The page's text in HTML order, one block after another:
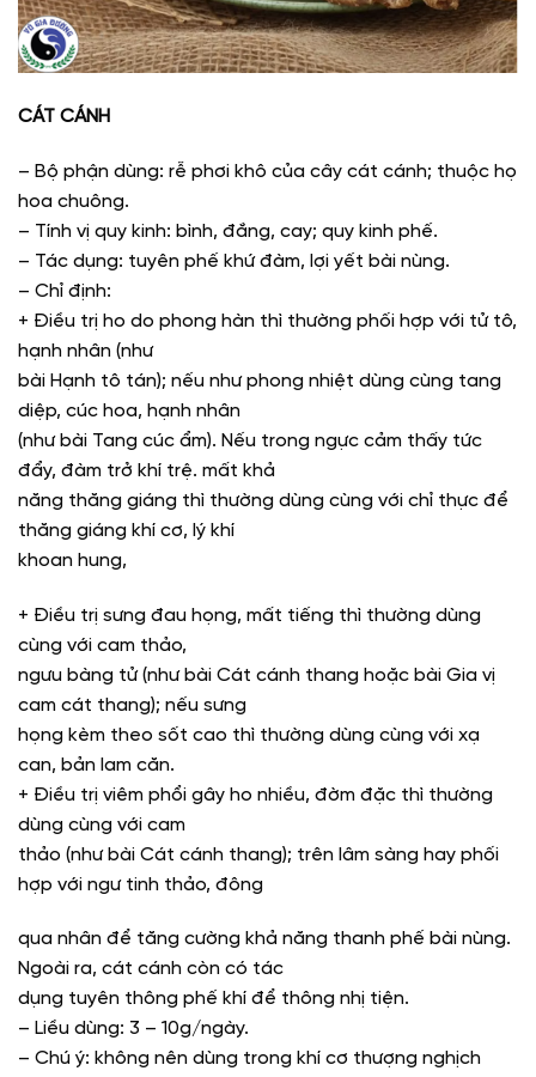
CÁT CÁNH
– Bộ phận dùng: rễ phơi khô của cây cát cánh; thuộc họ
hoa chuông.
– Tính vị quy kinh: bình, đắng, cay; quy kinh phế.
– Tác dụng: tuyên phế khứ đàm, lợi yết bài nùng.
– Chỉ định:
+ Điều trị ho do phong hàn thì thường phối hợp với tử tô,
hạnh nhân (như
bài Hạnh tô tán); nếu như phong nhiệt dùng cùng tang
diệp, cúc hoa, hạnh nhân
(như bài Tang cúc ẩm). Nếu trong ngực cảm thấy tức
đẩy, đàm trở khí trệ. mất khả
năng thăng giáng thì thường dùng cùng với chỉ thực để
thăng giáng khí cơ, lý khí
khoan hung,
+ Điều trị sưng đau họng, mất tiếng thì thường dùng
cùng với cam thảo,
ngưu bàng tử (như bài Cát cánh thang hoặc bài Gia vị
cam cát thang); nếu sưng
họng kèm theo sốt cao thì thường dùng cùng với xạ
can, bản lam căn.
+ Điều trị viêm phổi gây ho nhiều, đờm đặc thì thường
dùng cùng với cam
thảo (như bài Cát cánh thang); trên lâm sàng hay phối
hợp với ngư tinh thảo, đông
qua nhân để tăng cường khả năng thanh phế bài nùng.
Ngoài ra, cát cánh còn có tác
dụng tuyên thông phế khí để thông nhị tiện.
– Liều dùng: 3 – 10g/ngày.
– Chú ý: không nên dùng trong khí cơ thượng nghịch